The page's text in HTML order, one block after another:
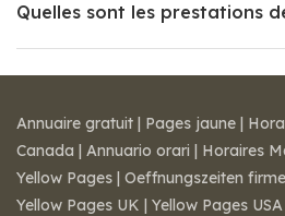
Quelles sont les prestations
Annuaire gratuit | Pages jaune |
Canada | Annuario orari | Horaires
Yellow Pages | Oeffnungszeiten
Yellow Pages UK | Yellow Pages USA